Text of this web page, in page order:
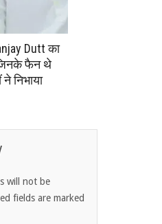
Dutt का
फैन थे
निभाया
will not be
fields are marked